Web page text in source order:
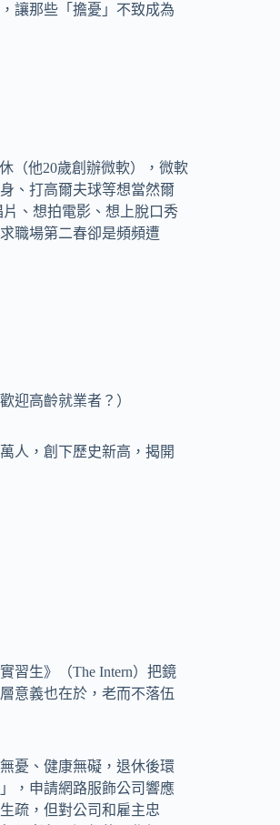
讓那些「擔憂」不致成為
（他20歲創辦微軟），微軟
、打高爾夫球等想當然爾
、想拍電影、想上脫口秀
職場第二春卻是頻頻遭
迎高齡就業者？）
人，創下歷史新高，揭開
習生》（The Intern）把鏡
意義也在於，老而不落伍
憂、健康無礙，退休後環
，申請網路服飾公司響應
疏，但對公司和雇主忠